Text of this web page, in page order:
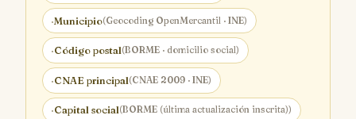
·Municipio(Geocoding OpenMercantil · INE)
·Código postal(BORME · domicilio social)
·CNAE principal(CNAE 2009 · INE)
·Capital social(BORME (última actualización inscrita))